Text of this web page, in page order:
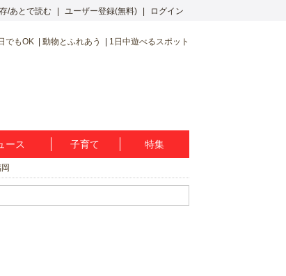
/あとで読む ユーザー登録(無料) ログイン
でもOK 動物とふれあう 1日中遊べるスポット
ース 子育て 特集